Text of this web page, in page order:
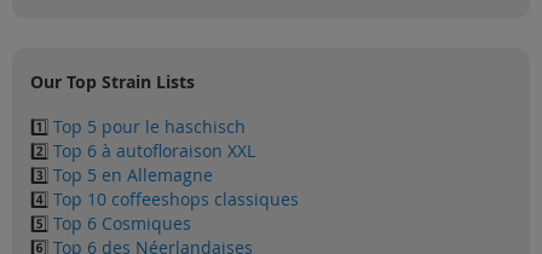
Our Top Strain Lists
1️⃣ Top 5 pour le haschisch
2️⃣ Top 6 à autofloraison XXL
3️⃣ Top 5 en Allemagne
4️⃣ Top 10 coffeeshops classiques
5️⃣ Top 6 Cosmiques
6️⃣ Top 6 des Néerlandaises